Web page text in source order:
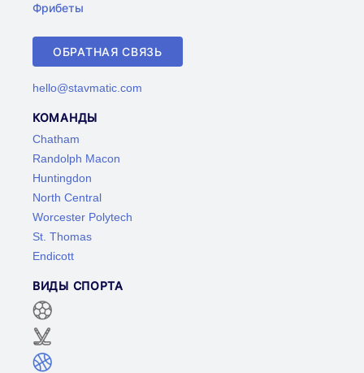
Фрибеты
ОБРАТНАЯ СВЯЗЬ
hello@stavmatic.com
КОМАНДЫ
Chatham
Randolph Macon
Huntingdon
North Central
Worcester Polytech
St. Thomas
Endicott
ВИДЫ СПОРТА